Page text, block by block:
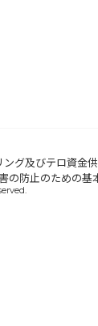
ング及びテロ資金
の防止のための基